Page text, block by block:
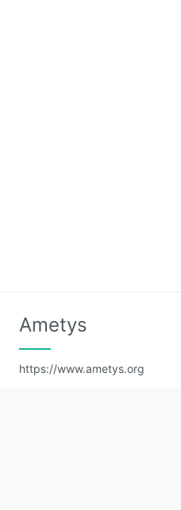
Ametys
https://www.ametys.org